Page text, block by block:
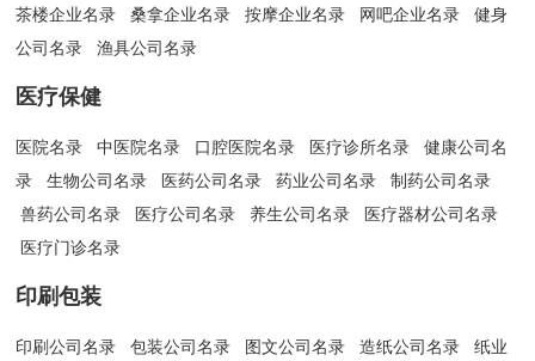
茶楼企业名录 桑拿企业名录 按摩企业名录 网吧企业名录
健身
公司名录
渔具公司名录
医疗保健
医院名录 中医院名录 口腔医院名录 医疗诊所名录
健康公司名
录
生物公司名录 医药公司名录 药业公司名录
制药公司名录
兽药公司名录
医疗公司名录 养生公司名录
医疗器材公司名录
医疗门诊名录
印刷包装
印刷公司名录 包装公司名录 图文公司名录 造纸公司名录 纸业